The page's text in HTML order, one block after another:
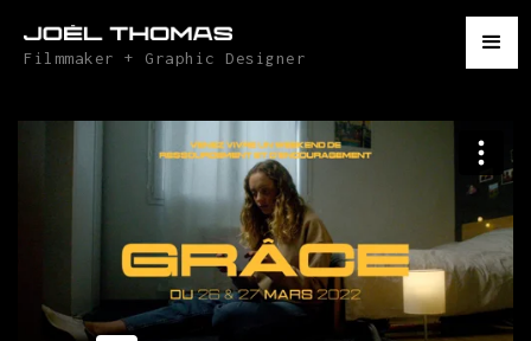
Filmmaker + Graphic Designer